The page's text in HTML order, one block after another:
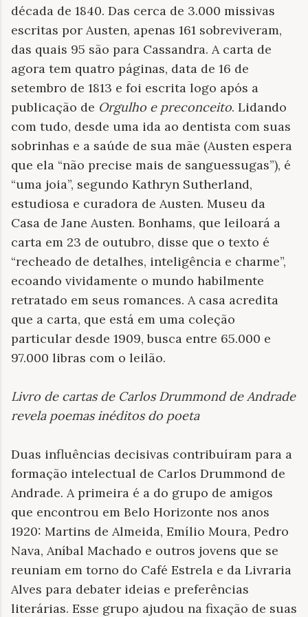
década de 1840. Das cerca de 3.000 missivas
escritas por Austen, apenas 161 sobreviveram,
das quais 95 são para Cassandra. A carta de
agora tem quatro páginas, data de 16 de
setembro de 1813 e foi escrita logo após a
publicação de Orgulho e preconceito. Lidando
com tudo, desde uma ida ao dentista com suas
sobrinhas e a saúde de sua mãe (Austen espera
que ela “não precise mais de sanguessugas”), é
“uma joia”, segundo Kathryn Sutherland,
estudiosa e curadora de Austen. Museu da
Casa de Jane Austen. Bonhams, que leiloará a
carta em 23 de outubro, disse que o texto é
“recheado de detalhes, inteligência e charme”,
ecoando vividamente o mundo habilmente
retratado em seus romances. A casa acredita
que a carta, que está em uma coleção
particular desde 1909, busca entre 65.000 e
97.000 libras com o leilão.
Livro de cartas de Carlos Drummond de Andrade
revela poemas inéditos do poeta
Duas influências decisivas contribuíram para a
formação intelectual de Carlos Drummond de
Andrade. A primeira é a do grupo de amigos
que encontrou em Belo Horizonte nos anos
1920: Martins de Almeida, Emílio Moura, Pedro
Nava, Aníbal Machado e outros jovens que se
reuniam em torno do Café Estrela e da Livraria
Alves para debater ideias e preferências
literárias. Esse grupo ajudou na fixação de suas